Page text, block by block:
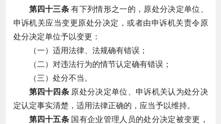
第四十三条 有下列情形之一的，原处分决定单位、
申诉机关应当变更原处分决定，或者由申诉机关责令原
处分决定单位予以变更：
（一）适用法律、法规确有错误；
（二）对违法行为的情节认定确有错误；
（三）处分不当。
第四十四条 原处分决定单位、申诉机关认为处分决
定认定事实清楚，适用法律正确的，应当予以维持。
第四十五条 国有企业管理人员的处分决定被变更，